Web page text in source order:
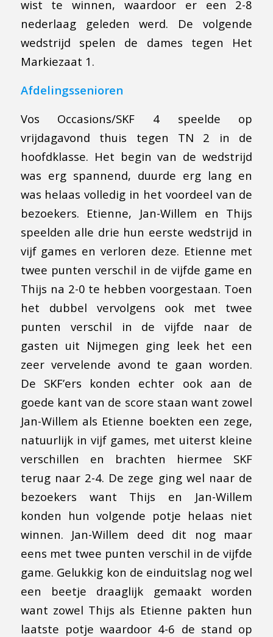
wist te winnen, waardoor er een 2-8
nederlaag geleden werd. De volgende
wedstrijd spelen de dames tegen Het
Markiezaat 1.
Afdelingssenioren
Vos Occasions/SKF 4 speelde op
vrijdagavond thuis tegen TN 2 in de
hoofdklasse. Het begin van de wedstrijd
was erg spannend, duurde erg lang en
was helaas volledig in het voordeel van de
bezoekers. Etienne, Jan-Willem en Thijs
speelden alle drie hun eerste wedstrijd in
vijf games en verloren deze. Etienne met
twee punten verschil in de vijfde game en
Thijs na 2-0 te hebben voorgestaan. Toen
het dubbel vervolgens ook met twee
punten verschil in de vijfde naar de
gasten uit Nijmegen ging leek het een
zeer vervelende avond te gaan worden.
De SKF’ers konden echter ook aan de
goede kant van de score staan want zowel
Jan-Willem als Etienne boekten een zege,
natuurlijk in vijf games, met uiterst kleine
verschillen en brachten hiermee SKF
terug naar 2-4. De zege ging wel naar de
bezoekers want Thijs en Jan-Willem
konden hun volgende potje helaas niet
winnen. Jan-Willem deed dit nog maar
eens met twee punten verschil in de vijfde
game. Gelukkig kon de einduitslag nog wel
een beetje draaglijk gemaakt worden
want zowel Thijs als Etienne pakten hun
laatste potje waardoor 4-6 de stand op